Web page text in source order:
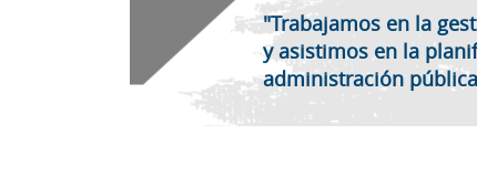
"Trabajamos en la
y asistimos en la
administración